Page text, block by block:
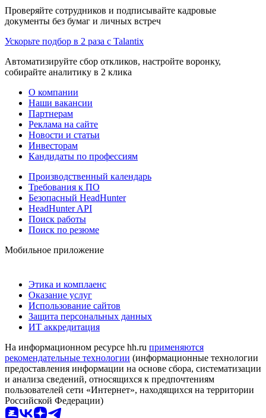
Проверяйте сотрудников и подписывайте кадровые
документы без бумаг и личных встреч
Ускорьте подбор в 2 раза с Talantix
Автоматизируйте сбор откликов, настройте воронку,
собирайте аналитику в 2 клика
О компании
Наши вакансии
Партнерам
Реклама на сайте
Новости и статьи
Инвесторам
Кандидаты по профессиям
Производственный календарь
Требования к ПО
Безопасный HeadHunter
HeadHunter API
Поиск работы
Поиск по резюме
Мобильное приложение
Этика и комплаенс
Оказание услуг
Использование сайтов
Защита персональных данных
ИТ аккредитация
На информационном ресурсе hh.ru применяются
рекомендательные технологии (информационные технологии
предоставления информации на основе сбора, систематизации
и анализа сведений, относящихся к предпочтениям
пользователей сети «Интернет», находящихся на территории
Российской Федерации)